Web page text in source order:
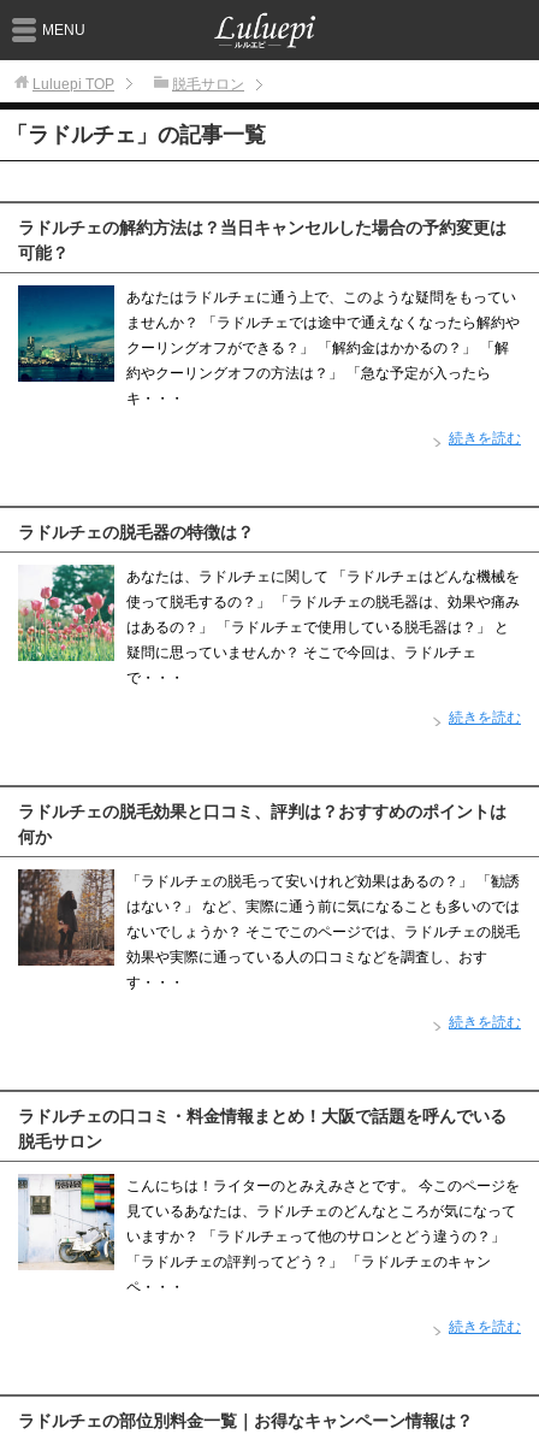
MENU
Luluepi TOP 脱毛サロン
「ラドルチェ」の記事一覧
ラドルチェの解約方法は？当日キャンセルした場合の予約変更は
可能？
あなたはラドルチェに通う上で、このような疑問をもってい
ませんか？ 「ラドルチェでは途中で通えなくなったら解約や
クーリングオフができる？」 「解約金はかかるの？」 「解
約やクーリングオフの方法は？」 「急な予定が入ったら
キ・・・
続きを読む
ラドルチェの脱毛器の特徴は？
あなたは、ラドルチェに関して 「ラドルチェはどんな機械を
使って脱毛するの？」 「ラドルチェの脱毛器は、効果や痛み
はあるの？」 「ラドルチェで使用している脱毛器は？」 と
疑問に思っていませんか？ そこで今回は、ラドルチェ
で・・・
続きを読む
ラドルチェの脱毛効果と口コミ、評判は？おすすめのポイントは
何か
「ラドルチェの脱毛って安いけれど効果はあるの？」 「勧誘
はない？」 など、実際に通う前に気になることも多いのでは
ないでしょうか？ そこでこのページでは、ラドルチェの脱毛
効果や実際に通っている人の口コミなどを調査し、おす
す・・・
続きを読む
ラドルチェの口コミ・料金情報まとめ！大阪で話題を呼んでいる
脱毛サロン
こんにちは！ライターのとみえみさとです。 今このページを
見ているあなたは、ラドルチェのどんなところが気になって
いますか？ 「ラドルチェって他のサロンとどう違うの？」
「ラドルチェの評判ってどう？」 「ラドルチェのキャン
ペ・・・
続きを読む
ラドルチェの部位別料金一覧｜お得なキャンペーン情報は？